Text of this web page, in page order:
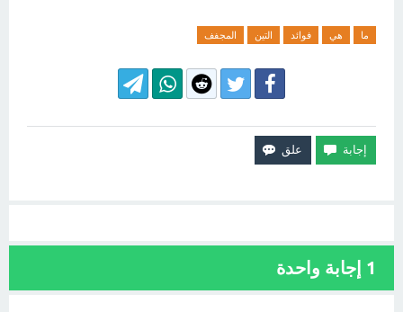
ما هي فوائد التين المجفف
1 إجابة واحدة